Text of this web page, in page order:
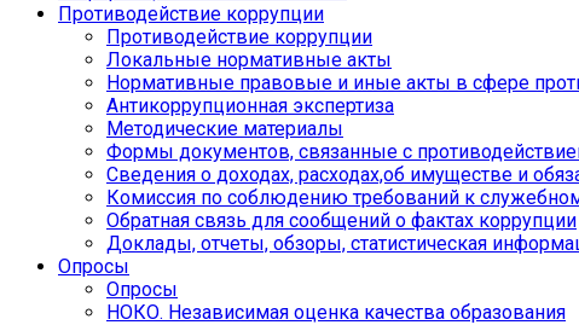
Противодействие коррупции
Противодействие коррупции
Локальные нормативные акты
Нормативные правовые и иные акты в сфере
Антикоррупционная экспертиза
Методические материалы
Формы документов, связанные с
Сведения о доходах, расходах,об имуществе и
Комиссия по соблюдению требований к
Обратная связь для сообщений о фактах коррупции
Доклады, отчеты, обзоры, статистическая
Опросы
Опросы
НОКО. Независимая оценка качества образования